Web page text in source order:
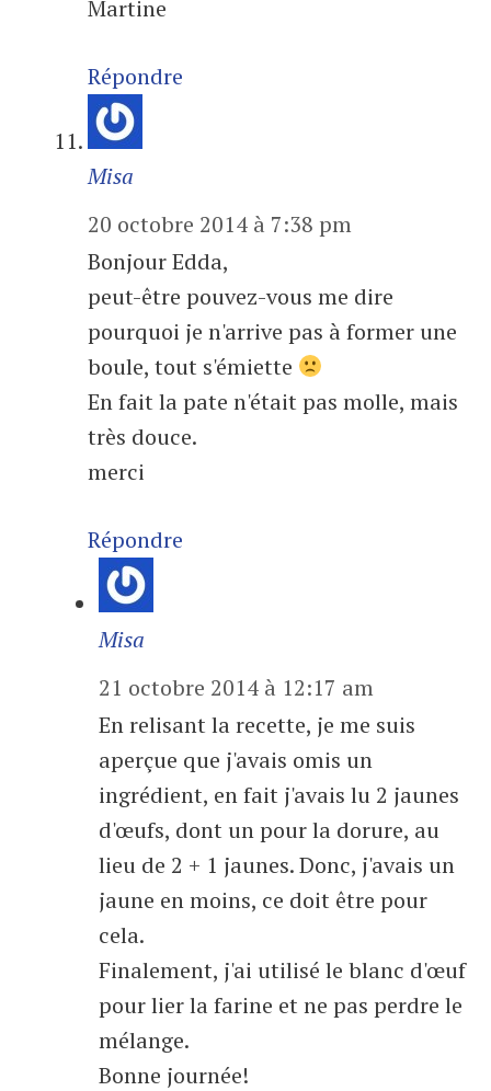
Martine
Répondre
Misa
20 octobre 2014 à 7:38 pm
Bonjour Edda,
peut-être pouvez-vous me dire
pourquoi je n'arrive pas à former une
boule, tout s'émiette
En fait la pate n'était pas molle, mais
très douce.
merci
Répondre
Misa
21 octobre 2014 à 12:17 am
En relisant la recette, je me suis
aperçue que j'avais omis un
ingrédient, en fait j'avais lu 2 jaunes
d'œufs, dont un pour la dorure, au
lieu de 2 + 1 jaunes. Donc, j'avais un
jaune en moins, ce doit être pour
cela.
Finalement, j'ai utilisé le blanc d'œuf
pour lier la farine et ne pas perdre le
mélange.
Bonne journée!